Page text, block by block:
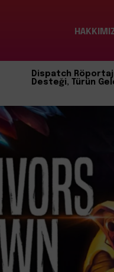
Dispatch
Desteği, Türün